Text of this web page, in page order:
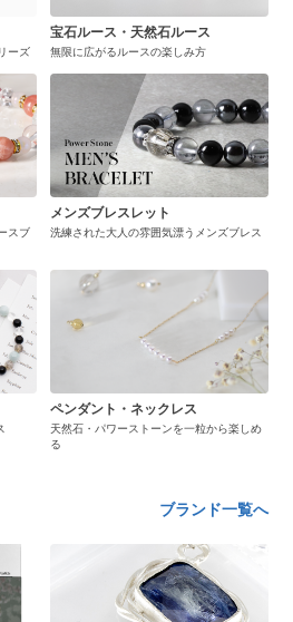
ーズ
宝石ルース・天然石ルース
無限に広がるルースの楽しみ方
スブ
メンズブレスレット
洗練された大人の雰囲気漂うメンズブレス
ペンダント・ネックレス
天然石・パワーストーンを一粒から楽しめ
る
ブランド一覧へ